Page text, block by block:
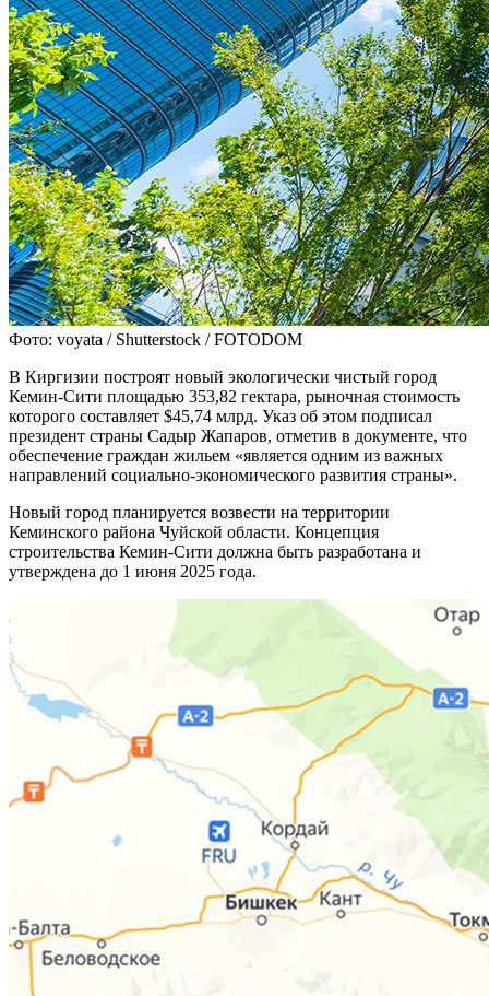
Фото: voyata / Shutterstock / FOTODOM
В Киргизии построят новый экологически чистый город
Кемин-Сити площадью 353,82 гектара, рыночная стоимость
которого составляет $45,74 млрд. Указ об этом подписал
президент страны Садыр Жапаров, отметив в документе, что
обеспечение граждан жильем «является одним из важных
направлений социально-экономического развития страны».
Новый город планируется возвести на территории
Кеминского района Чуйской области. Концепция
строительства Кемин-Сити должна быть разработана и
утверждена до 1 июня 2025 года.